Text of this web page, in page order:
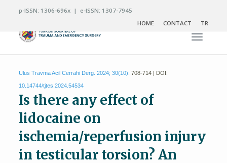
p-ISSN: 1306-696x | e-ISSN: 1307-7945
HOME
CONTACT TR
Toggle
Ulus Travma Acil Cerrahi Derg. 2024; 30(10): 708-714 | DOI:
10.14744/tjtes.2024.54534
Is there any effect of
lidocaine on
ischemia/reperfusion injury
in testicular torsion? An